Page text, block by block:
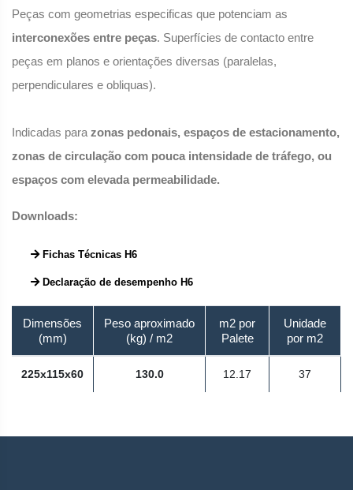
Peças com geometrias especificas que potenciam as
interconexões entre peças. Superfícies de contacto entre
peças em planos e orientações diversas (paralelas,
perpendiculares e obliquas).
Indicadas para zonas pedonais, espaços de estacionamento,
zonas de circulação com pouca intensidade de tráfego, ou
espaços com elevada permeabilidade.
Downloads:
Fichas Técnicas H6
Declaração de desempenho H6
Dimensões
(mm)
Peso aproximado
(kg) / m2
m2 por
Palete
Unidade
por m2
225x115x60 130.0 12.17 37